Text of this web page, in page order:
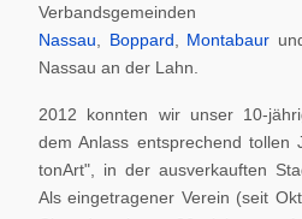
Nassau
Boppard Montabaur
Nassau an der Lahn.
2012 konnten wir unser 10-
dem Anlass entsprechend tollen
tonArt", in der ausverkauften
Als eingetragener Verein (seit